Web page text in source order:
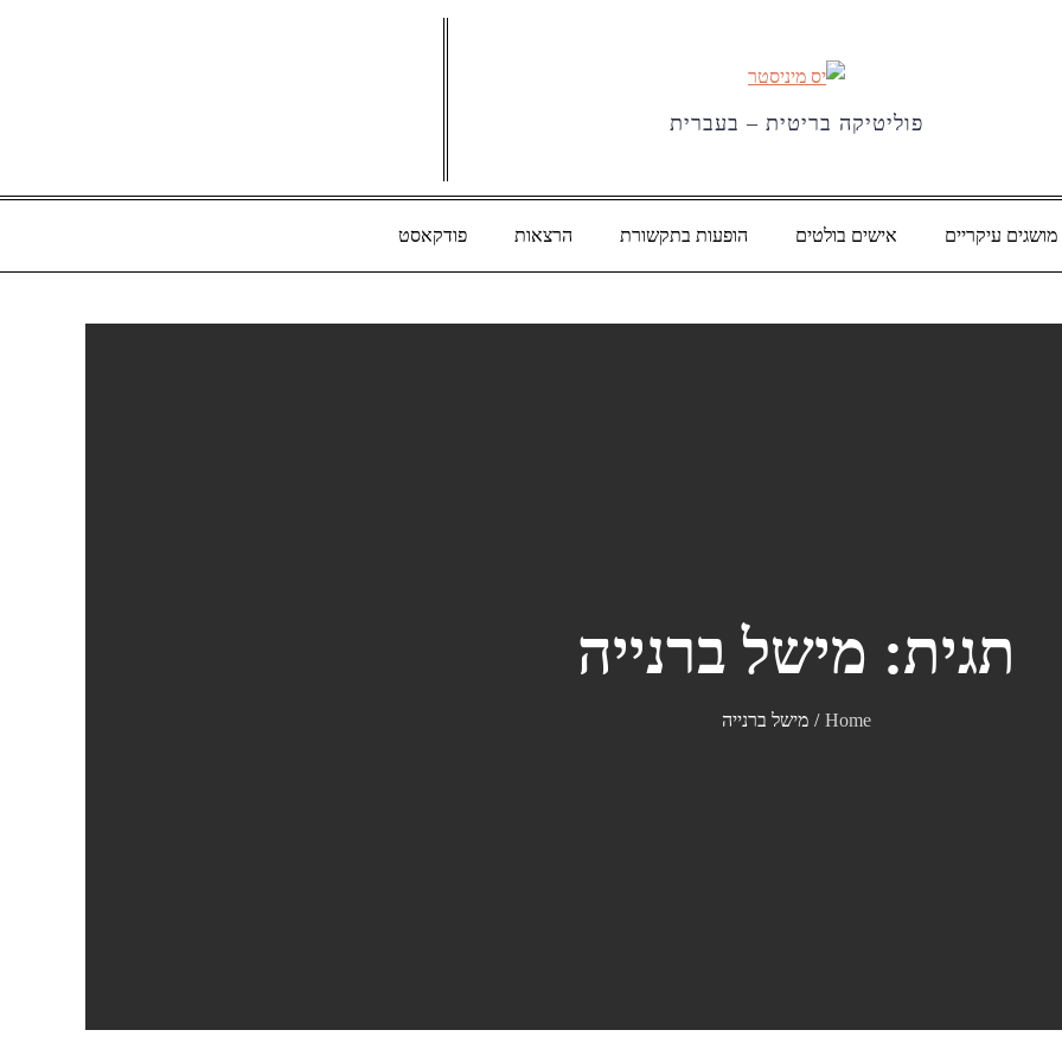
פוליטיקה בריטית – בעברית
מושגים עיקריים אישים בולטים הופעות בתקשורת הרצאות פודקאסט
תגית: מישל ברנייה
Home מישל ברנייה